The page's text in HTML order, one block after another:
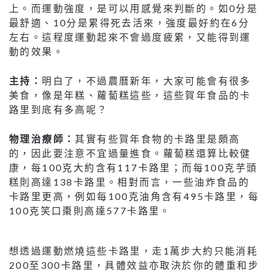
上。而運動強度，是可以用感覺來判斷的。如0分是
最舒適、10分是累得死去活來，強度最好約在6分
左右。這程度運動起來不會過度疲累，又能得到運
動的效果。
主持： 明白了，不過農曆新年，大家可能會有很多
美食，像是年糕、蘿蔔糕這些，這些賀年食品的卡
路里到底有多高呢？
物理治療師：其實有些賀年食物的卡路里是頗高
的，因此要注意不宜過量進食。蘿蔔糕還算比較健
康，每100克大約含有117卡路里；而每100克芋頭
糕則高達138卡路里。相對而言，一些油炸食品的
卡路里更高，例如每100克油角含有495卡路里，每
100克笑口棗則高達577卡路里。
想透過運動燃燒這些卡路里，走1萬步大約只能消耗
200至300卡路里，具體效益亦取決於你的體重和步